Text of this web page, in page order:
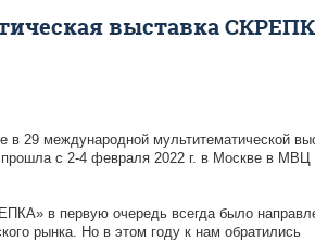
выставка
в 29 международной мультитематической
с 2-4 февраля 2022 г. в Москве в МВЦ
в первую очередь всегда было
рынка. Но в этом году к нам обратились